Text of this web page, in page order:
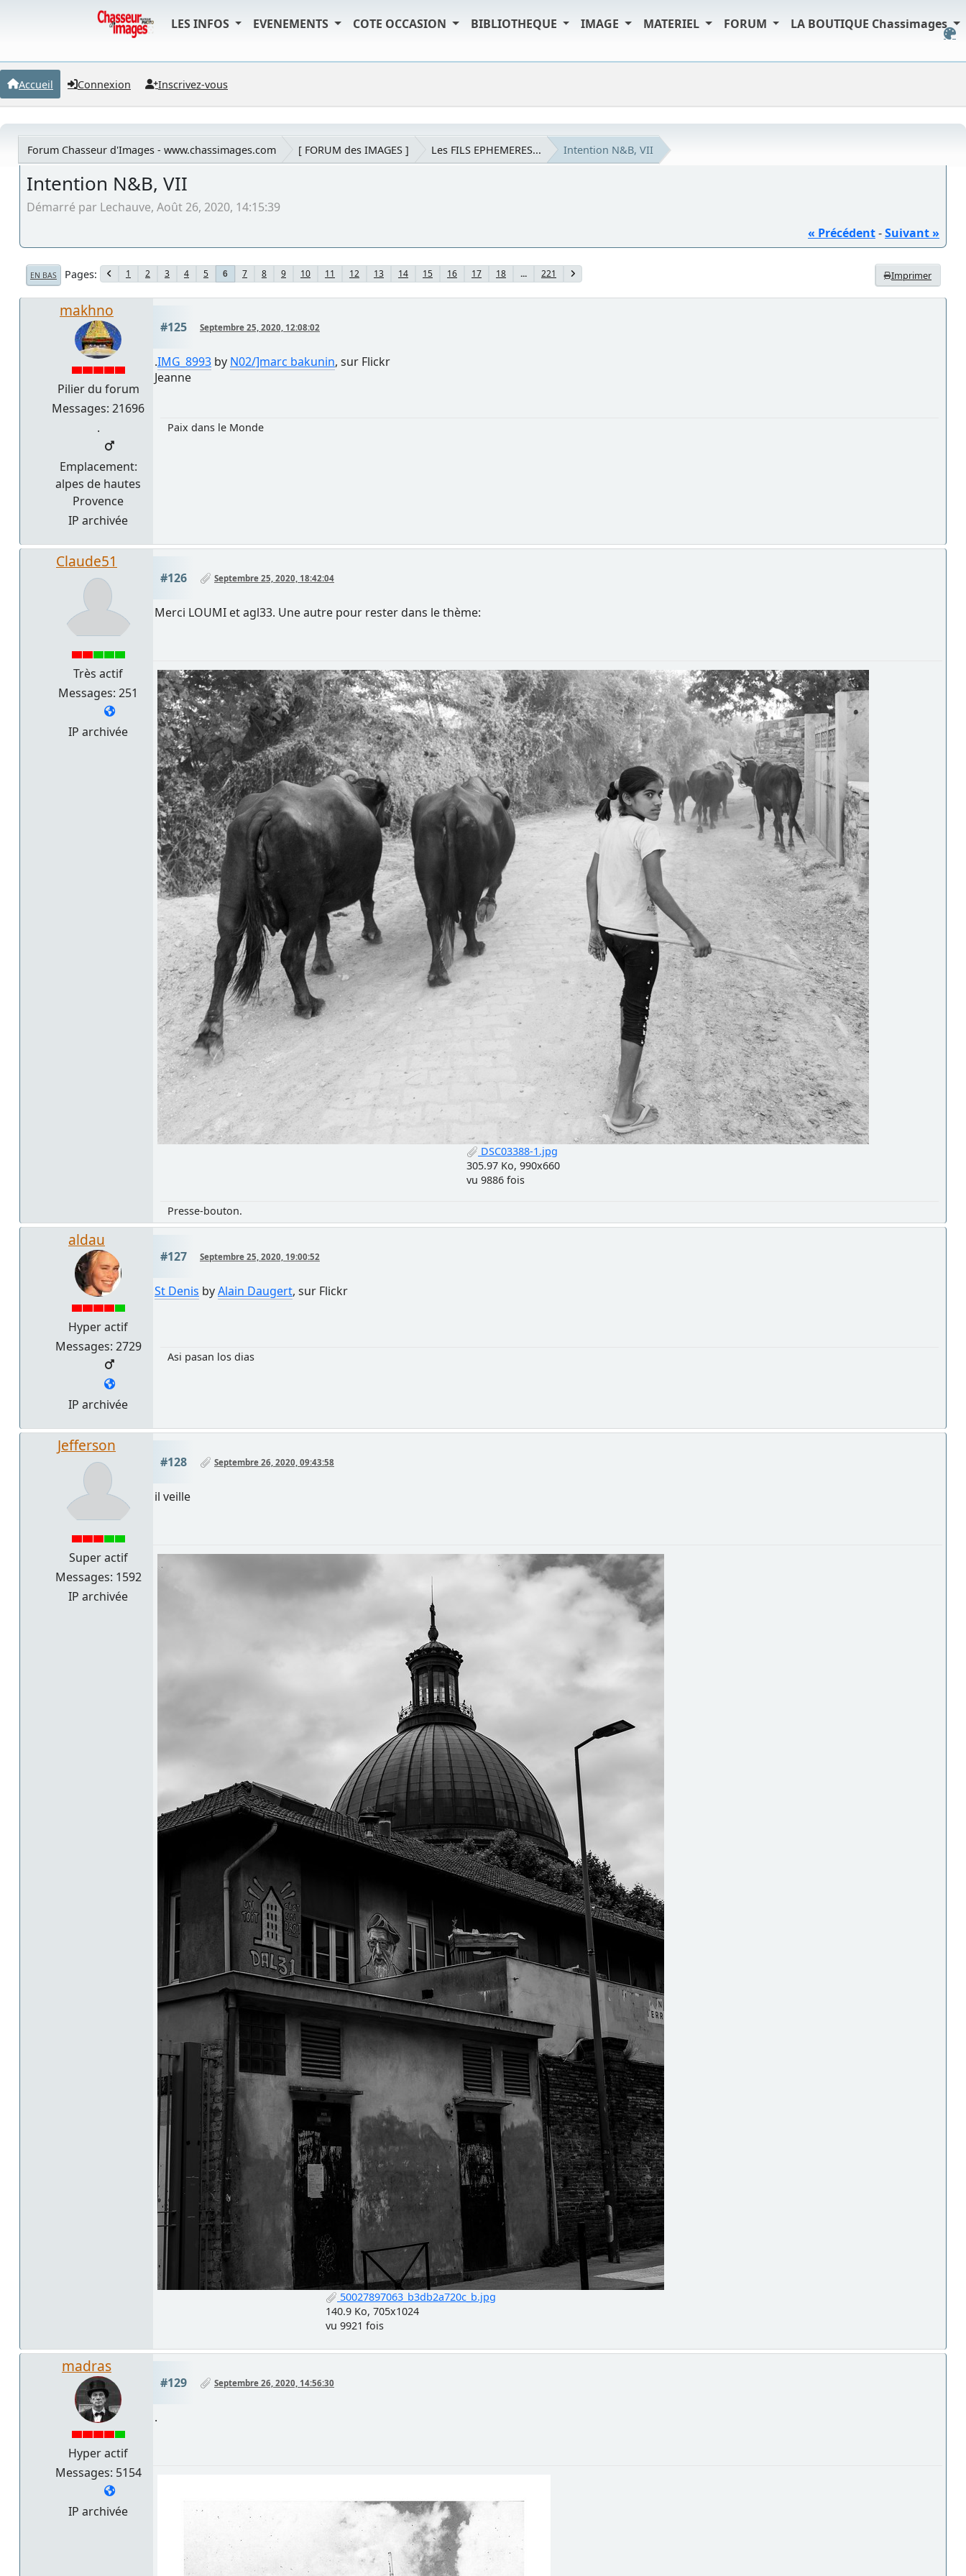
LES INFOS EVENEMENTS COTE OCCASION BIBLIOTHEQUE IMAGE MATERIEL FORUM LA BOUTIQUE Chassimages
Accueil Connexion Inscrivez-vous
Forum Chasseur d'Images - www.chassimages.com [ FORUM des IMAGES ] Les FILS EPHEMERES... Intention N&B, VII
Intention N&B, VII
Démarré par Lechauve, Août 26, 2020, 14:15:39
« Précédent-Suivant »
Imprimer
EN BAS Pages 1 2 3 4 5 6 7 8 9 10 11 12 13 14 15 16 17 18 ... 221
makhno
Pilier du forum
Messages: 21696
.
Emplacement:
alpes de hautes
Provence
IP archivée
#125 Septembre 25, 2020, 12:08:02
.IMG_8993 by N02/]marc bakunin, sur Flickr
Jeanne
Paix dans le Monde
Claude51
Très actif
Messages: 251
IP archivée
#126 Septembre 25, 2020, 18:42:04
Merci LOUMI et agl33. Une autre pour rester dans le thème:
DSC03388-1.jpg
305.97 Ko, 990x660
vu 9886 fois
Presse-bouton.
aldau
Hyper actif
Messages: 2729
IP archivée
#127 Septembre 25, 2020, 19:00:52
St Denis byAlain Daugert, sur Flickr
Asi pasan los dias
Jefferson
Super actif
Messages: 1592
IP archivée
#128 Septembre 26, 2020, 09:43:58
il veille
50027897063_b3db2a720c_b.jpg
140.9 Ko, 705x1024
vu 9921 fois
madras
Hyper actif
Messages: 5154
IP archivée
#129 Septembre 26, 2020, 14:56:30
.